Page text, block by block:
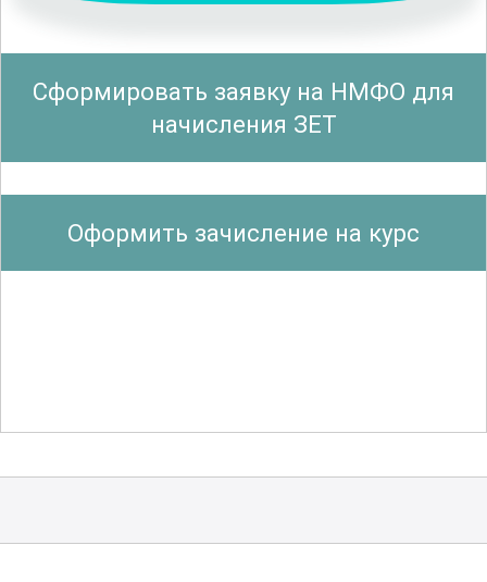
Значительная часть курса посвящена
оборудованию, используемому на
производстве. Вы познакомитесь с
устройством и принципами работы
порошков, таких как мельницы,
сушилки и печи. Будут рассмотрены
безопасность на производстве. В
Сформировать заявку на НМФО для
начисления ЗЕТ
Оформить зачисление на курс